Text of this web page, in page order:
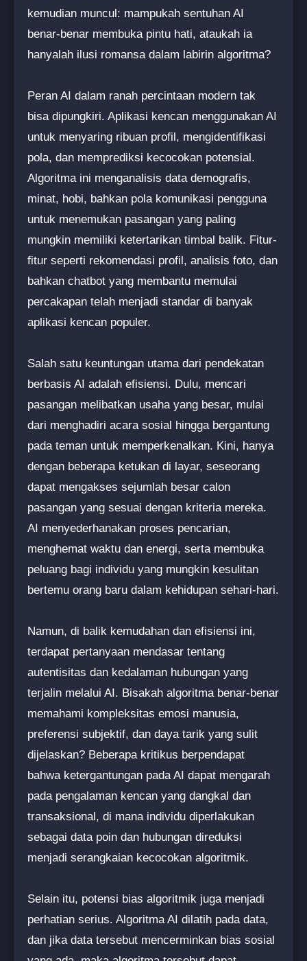
kemudian muncul: mampukah sentuhan AI
benar-benar membuka pintu hati, ataukah ia
hanyalah ilusi romansa dalam labirin algoritma?
Peran AI dalam ranah percintaan modern tak
bisa dipungkiri. Aplikasi kencan menggunakan AI
untuk menyaring ribuan profil, mengidentifikasi
pola, dan memprediksi kecocokan potensial.
Algoritma ini menganalisis data demografis,
minat, hobi, bahkan pola komunikasi pengguna
untuk menemukan pasangan yang paling
mungkin memiliki ketertarikan timbal balik. Fitur-
fitur seperti rekomendasi profil, analisis foto, dan
bahkan chatbot yang membantu memulai
percakapan telah menjadi standar di banyak
aplikasi kencan populer.
Salah satu keuntungan utama dari pendekatan
berbasis AI adalah efisiensi. Dulu, mencari
pasangan melibatkan usaha yang besar, mulai
dari menghadiri acara sosial hingga bergantung
pada teman untuk memperkenalkan. Kini, hanya
dengan beberapa ketukan di layar, seseorang
dapat mengakses sejumlah besar calon
pasangan yang sesuai dengan kriteria mereka.
AI menyederhanakan proses pencarian,
menghemat waktu dan energi, serta membuka
peluang bagi individu yang mungkin kesulitan
bertemu orang baru dalam kehidupan sehari-hari.
Namun, di balik kemudahan dan efisiensi ini,
terdapat pertanyaan mendasar tentang
autentisitas dan kedalaman hubungan yang
terjalin melalui AI. Bisakah algoritma benar-benar
memahami kompleksitas emosi manusia,
preferensi subjektif, dan daya tarik yang sulit
dijelaskan? Beberapa kritikus berpendapat
bahwa ketergantungan pada AI dapat mengarah
pada pengalaman kencan yang dangkal dan
transaksional, di mana individu diperlakukan
sebagai data poin dan hubungan direduksi
menjadi serangkaian kecocokan algoritmik.
Selain itu, potensi bias algoritmik juga menjadi
perhatian serius. Algoritma AI dilatih pada data,
dan jika data tersebut mencerminkan bias sosial